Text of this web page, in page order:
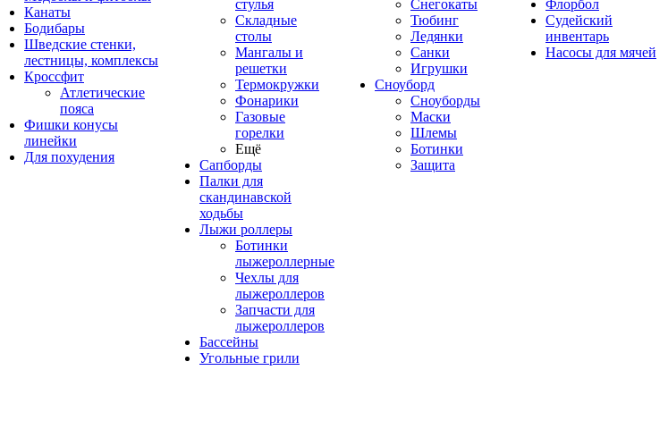
Канаты
Бодибары
Шведские стенки,
лестницы, комплексы
Кроссфит
Атлетические
пояса
Фишки конусы
линейки
Для похудения
стулья
Складные
столы
Мангалы и
решетки
Термокружки
Фонарики
Газовые
горелки
Ещё
Сапборды
Палки для
скандинавской
ходьбы
Лыжи роллеры
Ботинки
лыжероллерные
Чехлы для
лыжероллеров
Запчасти для
лыжероллеров
Бассейны
Угольные грили
Снегокаты
Тюбинг
Ледянки
Санки
Игрушки
Сноуборд
Сноуборды
Маски
Шлемы
Ботинки
Защита
Флорбол
Судейский
инвентарь
Насосы для мячей